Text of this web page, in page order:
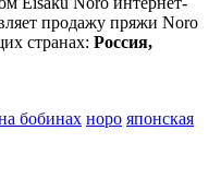
продажу пряжи Noro
странах: Россия,
бобинах норо японская